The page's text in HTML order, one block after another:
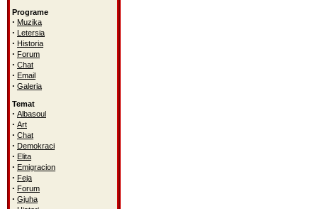
Programe
· Muzika
· Letersia
· Historia
· Forum
· Chat
· Email
· Galeria
Temat
· Albasoul
· Art
· Chat
· Demokraci
· Elita
· Emigracion
· Feja
· Forum
· Gjuha